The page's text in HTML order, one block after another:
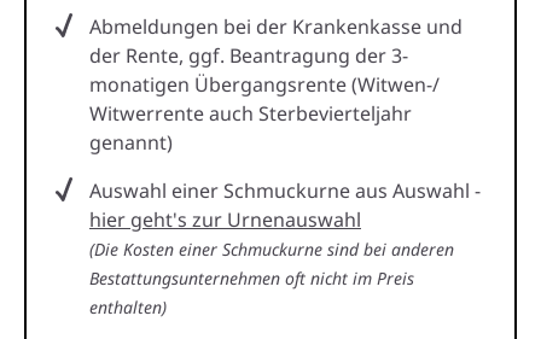
Abmeldungen bei der Krankenkasse und
der Rente, ggf. Beantragung der 3-
monatigen Übergangsrente (Witwen-/
Witwerrente auch Sterbevierteljahr
genannt)
Auswahl einer Schmuckurne aus Auswahl -
hier geht's zur Urnenauswahl
(Die Kosten einer Schmuckurne sind bei anderen
Bestattungsunternehmen oft nicht im Preis
enthalten)